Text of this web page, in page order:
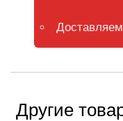
Другие